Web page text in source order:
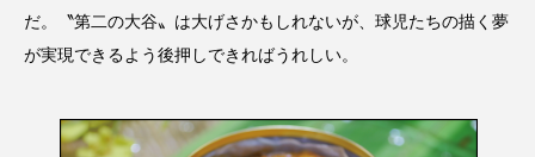
だ。〝第二の大谷〟は大げさかもしれないが、球児たちの描く夢
が実現できるよう後押しできればうれしい。